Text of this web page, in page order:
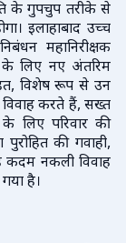
के गुपचुप तरीके से
इलाहाबाद उच्च
महानिरीक्षक
के लिए नए अंतरिम
विशेष रूप से उन
करते हैं, सख्त
लिए परिवार की
की गवाही,
कदम नकली विवाह
है।